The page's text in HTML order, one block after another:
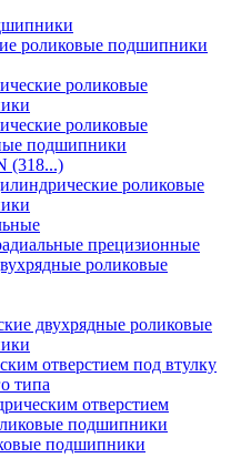
роликовые подшипники
роликовые
роликовые
подшипники
(318...)
роликовые
прецизионные
роликовые
двухрядные роликовые
отверстием под втулку
типа
отверстием
подшипники
подшипники